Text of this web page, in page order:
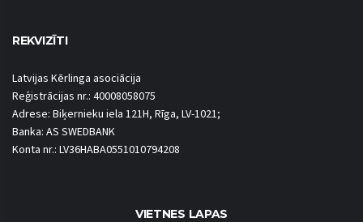
REKVIZĪTI
Latvijas Kērlinga asociācija
Reģistrācijas nr.: 40008058075
Adrese: Biķernieku iela 121H, Rīga, LV-1021;
Banka: AS SWEDBANK
Konta nr.: LV36HABA0551010794208
VIETNES LAPAS